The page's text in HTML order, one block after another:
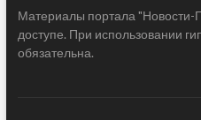
Материалы портала "Новости-
доступе. При использовании
обязательна.